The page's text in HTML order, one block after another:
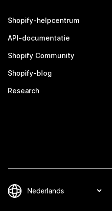
Shopify-helpcentrum
API-documentatie
Shopify Community
Shopify-blog
Research